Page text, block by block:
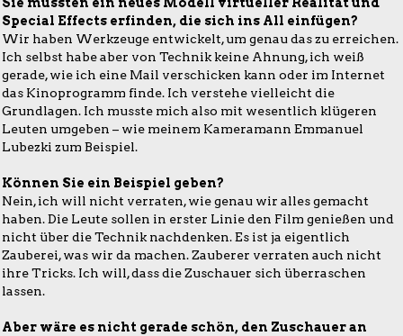
Sie mussten ein neues Modell virtueller Realität und
Special Effects erfinden, die sich ins All einfügen?
Wir haben Werkzeuge entwickelt, um genau das zu erreichen.
Ich selbst habe aber von Technik keine Ahnung, ich weiß
gerade, wie ich eine Mail verschicken kann oder im Internet
das Kinoprogramm finde. Ich verstehe vielleicht die
Grundlagen. Ich musste mich also mit wesentlich klügeren
Leuten umgeben – wie meinem Kameramann Emmanuel
Lubezki zum Beispiel.
Können Sie ein Beispiel geben?
Nein, ich will nicht verraten, wie genau wir alles gemacht
haben. Die Leute sollen in erster Linie den Film genießen und
nicht über die Technik nachdenken. Es ist ja eigentlich
Zauberei, was wir da machen. Zauberer verraten auch nicht
ihre Tricks. Ich will, dass die Zuschauer sich überraschen
lassen.
Aber wäre es nicht gerade schön, den Zuschauer an